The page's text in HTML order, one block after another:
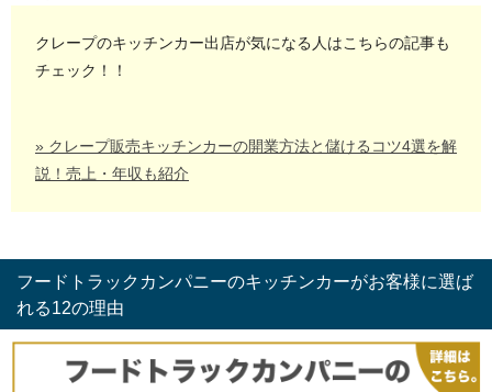
クレープのキッチンカー出店が気になる人はこちらの記事も
チェック！！
» クレープ販売キッチンカーの開業方法と儲けるコツ4選を解
説！売上・年収も紹介
フードトラックカンパニーのキッチンカーがお客様に選ば
れる12の理由